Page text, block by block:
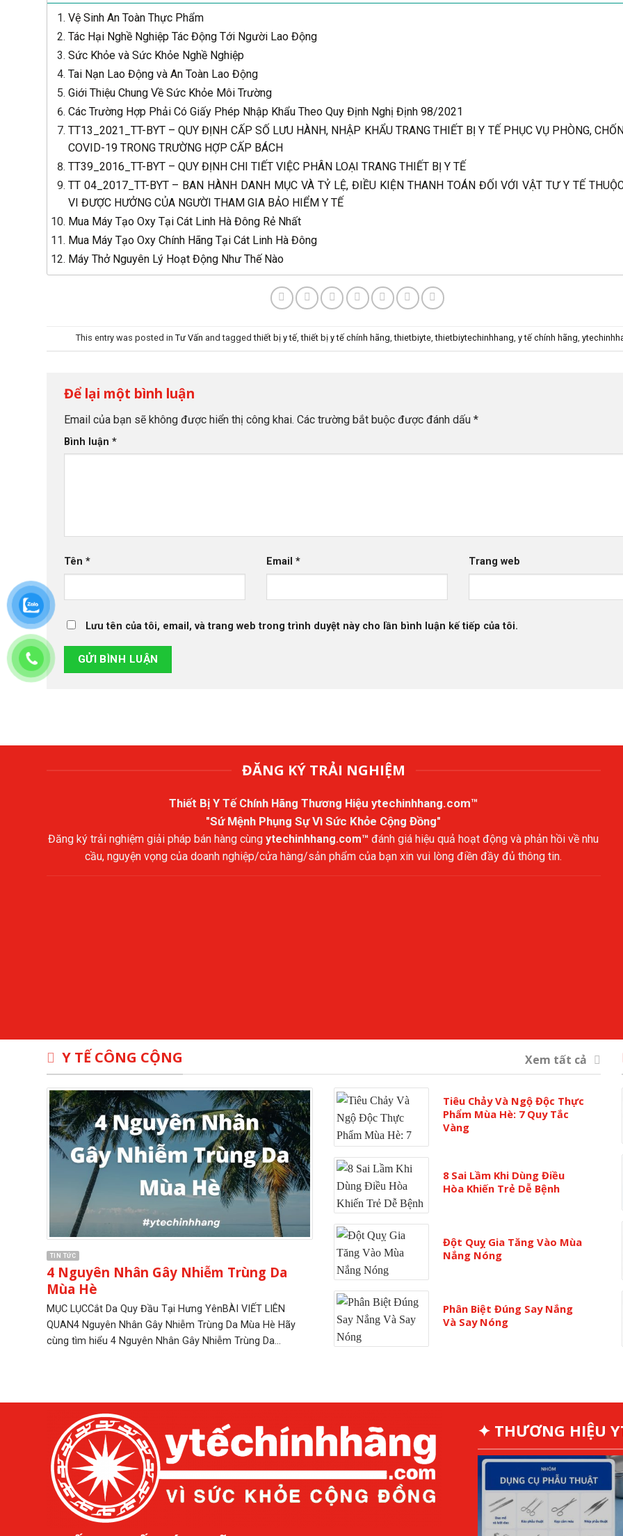
Vệ Sinh An Toàn Thực Phẩm
Tác Hại Nghề Nghiệp Tác Động Tới Người Lao Động
Sức Khỏe và Sức Khỏe Nghề Nghiệp
Tai Nạn Lao Động và An Toàn Lao Động
Giới Thiệu Chung Về Sức Khỏe Môi Trường
Các Trường Hợp Phải Có Giấy Phép Nhập Khẩu Theo Quy Định Nghị Định 98/2021
TT13_2021_TT-BYT – QUY ĐỊNH CẤP SỐ LƯU HÀNH, NHẬP KHẨU TRANG THIẾT BỊ Y TẾ PHỤC VỤ PHÒNG,
COVID-19 TRONG TRƯỜNG HỢP CẤP BÁCH
TT39_2016_TT-BYT – QUY ĐỊNH CHI TIẾT VIỆC PHÂN LOẠI TRANG THIẾT BỊ Y TẾ
TT 04_2017_TT-BYT – BAN HÀNH DANH MỤC VÀ TỶ LỆ, ĐIỀU KIỆN THANH TOÁN ĐỐI VỚI VẬT TƯ Y TẾ
VI ĐƯỢC HƯỞNG CỦA NGƯỜI THAM GIA BẢO HIỂM Y TẾ
Mua Máy Tạo Oxy Tại Cát Linh Hà Đông Rẻ Nhất
Mua Máy Tạo Oxy Chính Hãng Tại Cát Linh Hà Đông
Máy Thở Nguyên Lý Hoạt Động Như Thế Nào
This entry was posted inTư Vấn and taggedthiết bị y tế,thiết bị y tế chính hãng,thietbiyte,thietbiytechinhhang,y tế chính hãng,
Để lại một bình luận
Email của bạn sẽ không được hiển thị công khai. Các trường bắt buộc được đánh dấu *
Bình luận *
Tên * Email * Trang web
Lưu tên của tôi, email, và trang web trong trình duyệt này cho lần bình luận kế tiếp của tôi.
ĐĂNG KÝ TRẢI NGHIỆM
Thiết Bị Y Tế Chính Hãng Thương Hiệu ytechinhhang.com™
"Sứ Mệnh Phụng Sự Vì Sức Khỏe Cộng Đồng"
Đăng ký trải nghiệm giải pháp bán hàng cùngytechinhhang.com™đánh giá hiệu quả hoạt động và phản hồi về nhu
cầu, nguyện vọng của doanh nghiệp/cửa hàng/sản phẩm của bạn xin vui lòng điền đầy đủ thông tin.
Y TẾ CÔNG CỘNG Xem tất cả
TIN TỨC
4 Nguyên Nhân Gây Nhiễm Trùng Da
Mùa Hè
MỤC LỤCCắt Da Quy Đầu Tại Hưng YênBÀI VIẾT LIÊN
QUAN4 Nguyên Nhân Gây Nhiễm Trùng Da Mùa Hè Hãy
cùng tìm hiểu 4 Nguyên Nhân Gây Nhiễm Trùng Da...
Tiêu Chảy Và Ngộ Độc Thực
Phẩm Mùa Hè: 7 Quy Tắc
Vàng
8 Sai Lầm Khi Dùng Điều
Hòa Khiến Trẻ Dễ Bệnh
Đột Quỵ Gia Tăng Vào Mùa
Nắng Nóng
Phân Biệt Đúng Say Nắng
Và Say Nóng
✦ THƯƠNG HIỆU